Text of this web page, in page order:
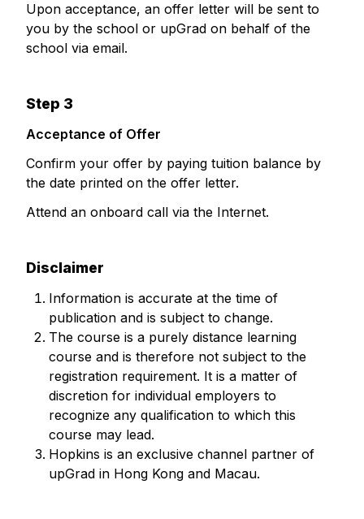
Upon acceptance, an offer letter will be sent to
you by the school or upGrad on behalf of the
school via email.
Step 3
Acceptance of Offer
Confirm your offer by paying tuition balance by
the date printed on the offer letter.
Attend an onboard call via the Internet.
Disclaimer
Information is accurate at the time of
publication and is subject to change.
The course is a purely distance learning
course and is therefore not subject to the
registration requirement. It is a matter of
discretion for individual employers to
recognize any qualification to which this
course may lead.
Hopkins is an exclusive channel partner of
upGrad in Hong Kong and Macau.